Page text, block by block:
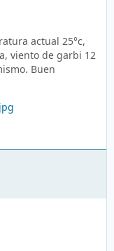
actual 25°c,
viento de garbi 12
Buen